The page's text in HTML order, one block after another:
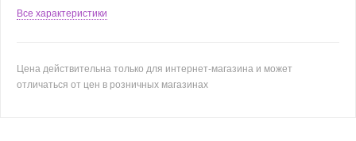
Все характеристики
Цена действительна только для интернет-магазина и может
отличаться от цен в розничных магазинах